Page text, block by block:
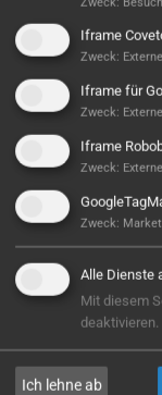
KW
Iframe
Zweck:
Iframe für
Zweck:
Iframe
Zweck:
Zweck:
Alle Dienste
Mit diesem
deaktivieren.
Ich lehne ab